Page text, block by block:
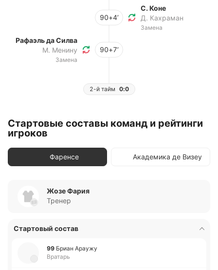
90+4’
С. Коне
Д. Кахраман
Замена
Рафаэль да Силва
М. Менину
Замена
90+7’
2-й тайм 0:0
Стартовые составы команд и рейтинги
игроков
Фаренсе Академика де Визеу
Жозе Фария
Тренер
Стартовый состав
99 Бриан Араужу
Вратарь